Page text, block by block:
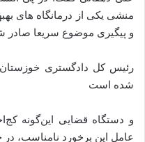
منشی یکی از درمانگاه‌ های
و پیگیری موضوع سریعا صادر
رئیس کل دادگستری
شده است
و دستگاه قضایی این‌گونه
عامل این برخورد نامناسب،